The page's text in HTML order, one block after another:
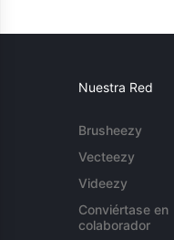
Nuestra Red
Brusheezy
Vecteezy
Videezy
Conviértase en
colaborador